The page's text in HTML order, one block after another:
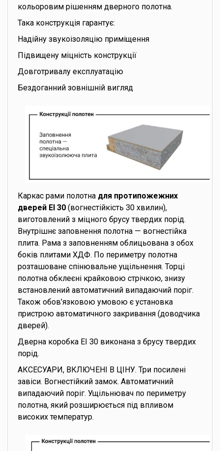
кольоровим рішенням дверного полотна.
Така конструкція гарантує:
Надійну звукоізоляцію приміщення
Підвищену міцність конструкції
Довготривалу експлуатацію
Бездоганний зовнішній вигляд
Каркас рами полотна для протипожежних
дверей EI 30 (вогнестійкість 30 хвилин),
виготовлений з міцного брусу твердих порід.
Внутрішнє заповнення полотна — вогнестійка
плита. Рама з заповненням облицьована з обох
боків плитами ХДФ. По периметру полотна
розташоване спінювальне ущільнення. Торці
полотна обклеєні крайковою стрічкою, знизу
встановлений автоматичний випадаючий поріг.
Також обов’язковою умовою є установка
пристрою автоматичного закривання (доводчика
дверей).
Дверна коробка EI 30 виконана з брусу твердих
порід.
АКСЕСУАРИ, ВКЛЮЧЕНІ В ЦІНУ. Три посилені
завіси. Вогнестійкий замок. Автоматичний
випадаючий поріг. Ущільнювач по периметру
полотна, який розширюється під впливом
високих температур.